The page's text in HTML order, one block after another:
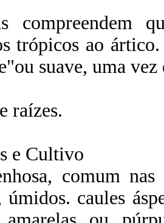
compreendem
trópicos ao
suave, uma
raízes.
e Cultivo
comum
úmidos. caules